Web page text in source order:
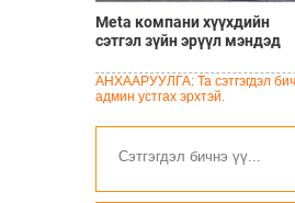
Meta компани хүүхдийн
сэтгэл зүйн эрүүл мэндэд
Нью-Мексико мужид 567
сая доллар төлөхөөр
АНХААРУУЛГА: Та сэтгэгдэл
админ устгах эрхтэй.